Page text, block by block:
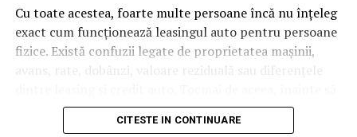
Și mai e ceva ce se uită ușor. Un webinar reușit atrage
linkuri aproape de la sine. Cineva îl menționează într-un
newsletter, altcineva îl citează într-un articol, un
partener îl trimite în comunitatea lui. Fiecare astfel de
tău, iar autoritatea e moneda forte în SEO.
Cu toate acestea, foarte multe persoane încă nu înțeleg
exact cum funcționează leasingul auto pentru persoane
fizice. Există confuzii legate de proprietatea mașinii,
avans, rate, dobânzi, valoare reziduală sau diferențele
semnezi orice contract, este important să înțelegi clar
mecanismul acestui tip de finanțare și să știi la ce să fii
CITESTE IN CONTINUARE